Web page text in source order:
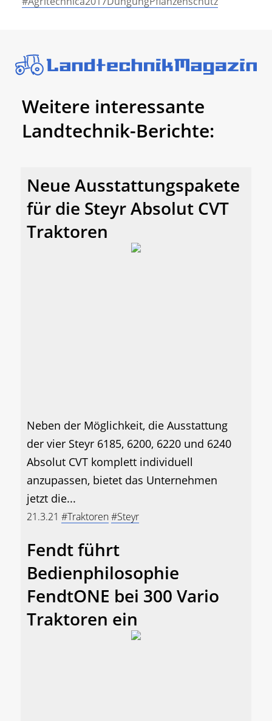
Weitere interessante
Landtechnik-Berichte:
Neue Ausstattungspakete
für die Steyr Absolut CVT
Traktoren
Neben der Möglichkeit, die Ausstattung
der vier Steyr 6185, 6200, 6220 und 6240
Absolut CVT komplett individuell
anzupassen, bietet das Unternehmen
jetzt die...
21.3.21 #Traktoren#Steyr
Fendt führt
Bedienphilosophie
FendtONE bei 300 Vario
Traktoren ein